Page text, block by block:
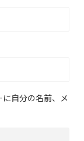
自分の名前、メ